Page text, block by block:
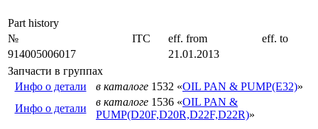
Part history
№
ITC eff. from
eff. to
914005006017
21.01.2013
Запчасти в группах
Инфо о детали
в каталоге 1532 «OIL PAN & PUMP(E32)»
Инфо о детали
в каталоге 1536 «OIL PAN &
PUMP(D20F,D20R,D22F,D22R)»